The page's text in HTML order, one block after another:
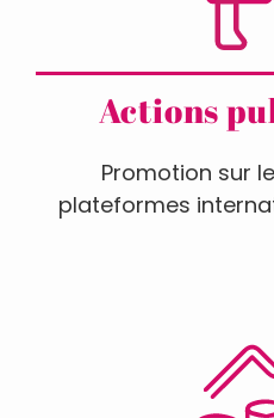
Actions
Promotion sur
plateformes